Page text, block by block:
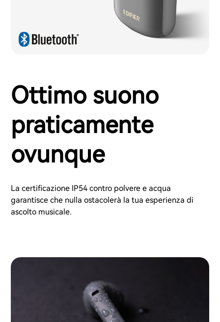
Ottimo suono
praticamente
ovunque
La certificazione IP54 contro polvere e acqua
garantisce che nulla ostacolerà la tua esperienza di
ascolto musicale.